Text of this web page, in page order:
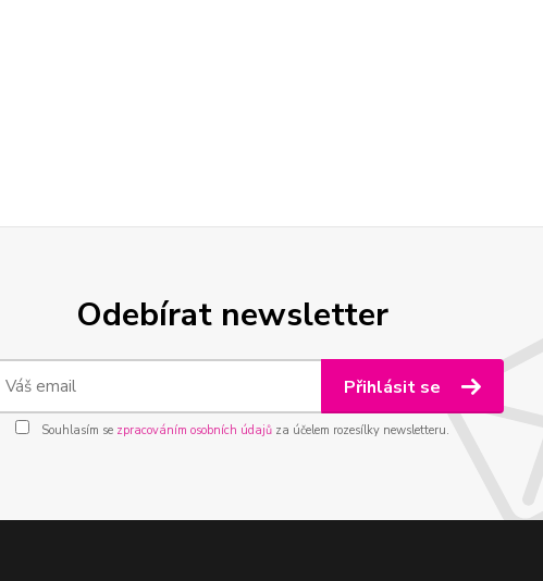
Odebírat newsletter
Přihlásit se
Souhlasím se zpracováním osobních údajůza účelem rozesílky newsletteru.